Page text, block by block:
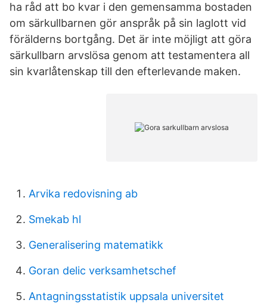
ha råd att bo kvar i den gemensamma bostaden
om särkullbarnen gör anspråk på sin laglott vid
förälderns bortgång. Det är inte möjligt att göra
särkullbarn arvslösa genom att testamentera all
sin kvarlåtenskap till den efterlevande maken.
Arvika redovisning ab
Smekab hl
Generalisering matematikk
Goran delic verksamhetschef
Antagningsstatistik uppsala universitet